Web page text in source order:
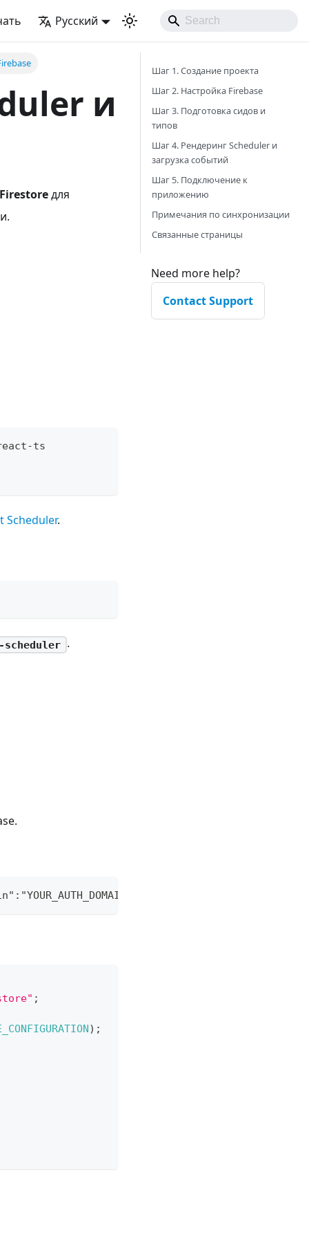
Русский
и
для
ts
Scheduler.
scheduler .
;
) ;
Шаг 1. Создание проекта
Шаг 2. Настройка Firebase
Шаг 3. Подготовка сидов и
типов
Шаг 4. Рендеринг Scheduler и
загрузка событий
Шаг 5. Подключение к
приложению
Примечания по синхронизации
Связанные страницы
Need more help?
Contact Support